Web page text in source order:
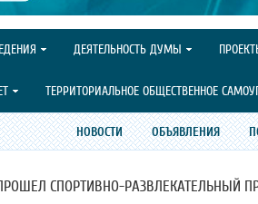
ДЕЯТЕЛЬНОСТЬ ДУМЫ
ТЕРРИТОРИАЛЬНОЕ ОБЩЕСТВЕННОЕ
НОВОСТИ ОБЪЯВЛЕНИЯ
СПОРТИВНО-РАЗВЛЕКАТЕЛЬНЫЙ